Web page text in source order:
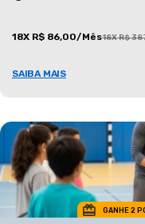
18X R$ 86,00/Mês18X R$
SAIBA MAIS
GANHE 2